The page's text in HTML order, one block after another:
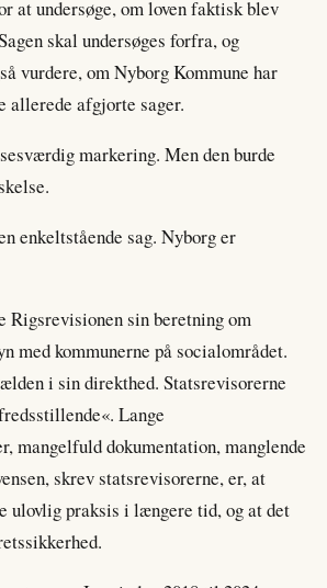
at undersøge, om loven faktisk blev
skal undersøges forfra, og
vurdere, om Nyborg Kommune har
allerede afgjorte sager.
markering. Men den burde
enkeltstående sag. Nyborg er
sin beretning om
med kommunerne på socialområdet.
i sin direkthed. Statsrevisorerne
Lange
mangelfuld dokumentation, manglende
skrev statsrevisorerne, er, at
ulovlig praksis i længere tid, og at det